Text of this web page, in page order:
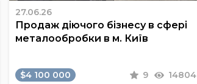
27.06.26
Продаж діючого бізнесу в сфері
металообробки в м. Київ
$4 100 000 9 14804